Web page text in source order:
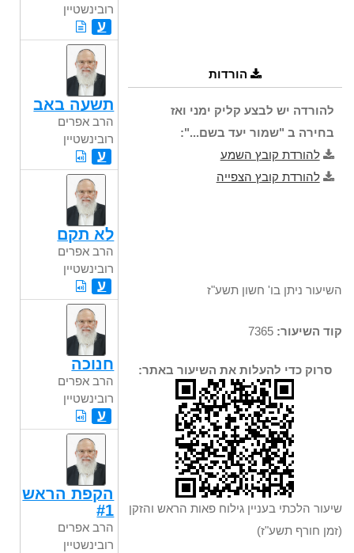
הורדות
להורדה יש לבצע קליק ימני ואז
בחירה ב "שמור יעד בשם...":
להורדת קובץ השמע
להורדת קובץ הצפייה
השיעור ניתן בו' חשון תשע"ז
קוד השיעור:
סרוק כדי להעלות את השיעור באתר:
שיעור הלכתי בעניין גילוח פאות הראש והזקן
(זמן חורף תשע"ז)
רובינשטיין
ע
תשעה באב
הרב אפרים
רובינשטיין
ע
לא תקם
הרב אפרים
רובינשטיין
ע
חנוכה
הרב אפרים
רובינשטיין
ע
הקפת הראש
#1
הרב אפרים
רובינשטיין